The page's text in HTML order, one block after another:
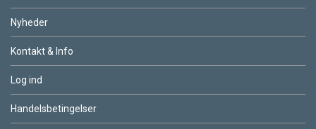
Nyheder
Kontakt & Info
Log ind
Handelsbetingelser